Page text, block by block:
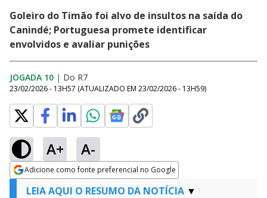
Goleiro do Timão foi alvo de insultos na saída do
Canindé; Portuguesa promete identificar
envolvidos e avaliar punições
JOGADA 10 | Do R7
23/02/2026 - 13H57 (ATUALIZADO EM 23/02/2026 - 13H59)
A+ A-
Adicione como fonte preferencial no Google
Opens in new window
LEIA AQUI O RESUMO DA NOTÍCIA